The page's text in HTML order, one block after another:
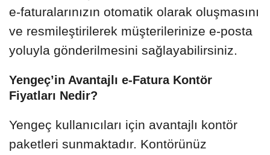
e-faturalarınızın otomatik olarak oluşmasını
ve resmileştirilerek müşterilerinize e-posta
yoluyla gönderilmesini sağlayabilirsiniz.
Yengeç’in Avantajlı e-Fatura Kontör
Fiyatları Nedir?
Yengeç kullanıcıları için avantajlı kontör
paketleri sunmaktadır. Kontörünüz